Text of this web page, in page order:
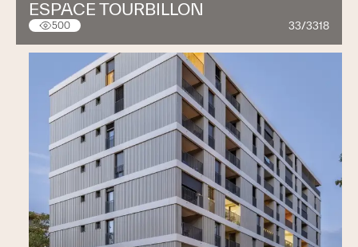
ESPACE TOURBILLON
500 33/3318